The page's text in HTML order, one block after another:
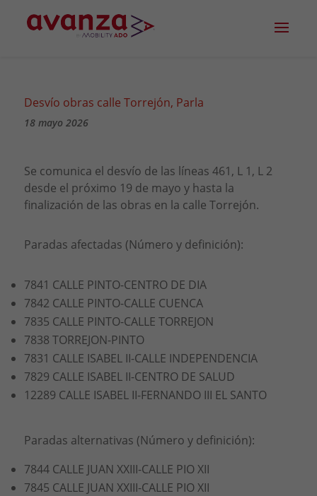
Desvío obras calle Torrejón, Parla
18 mayo 2026
Se comunica el desvío de las líneas 461, L 1, L 2
desde el próximo 19 de mayo y hasta la
finalización de las obras en la calle Torrejón.
Paradas afectadas (Número y definición):
7841 CALLE PINTO-CENTRO DE DIA
7842 CALLE PINTO-CALLE CUENCA
7835 CALLE PINTO-CALLE TORREJON
7838 TORREJON-PINTO
7831 CALLE ISABEL II-CALLE INDEPENDENCIA
7829 CALLE ISABEL II-CENTRO DE SALUD
12289 CALLE ISABEL II-FERNANDO III EL SANTO
Paradas alternativas (Número y definición):
7844 CALLE JUAN XXIII-CALLE PIO XII
7845 CALLE JUAN XXIII-CALLE PIO XII